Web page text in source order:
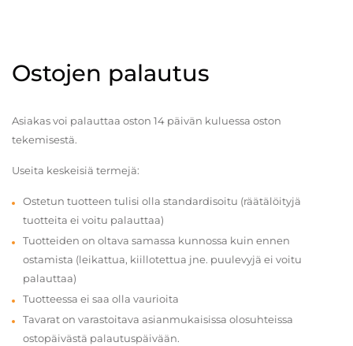
Ostojen palautus
Asiakas voi palauttaa oston 14 päivän kuluessa oston
tekemisestä.
Useita keskeisiä termejä:
Ostetun tuotteen tulisi olla standardisoitu (räätälöityjä
tuotteita ei voitu palauttaa)
Tuotteiden on oltava samassa kunnossa kuin ennen
ostamista (leikattua, kiillotettua jne. puulevyjä ei voitu
palauttaa)
Tuotteessa ei saa olla vaurioita
Tavarat on varastoitava asianmukaisissa olosuhteissa
ostopäivästä palautuspäivään.